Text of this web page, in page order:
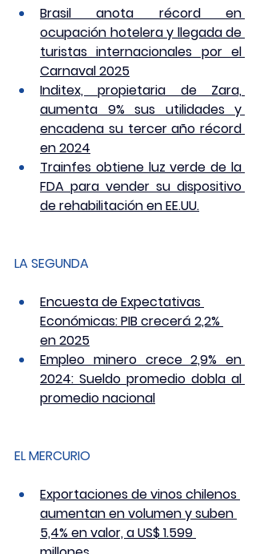
Brasil anota récord en
ocupación hotelera y llegada de
turistas internacionales por el
Carnaval 2025
Inditex, propietaria de Zara,
aumenta 9% sus utilidades y
encadena su tercer año récord
en 2024
Trainfes obtiene luz verde de la
FDA para vender su dispositivo
de rehabilitación en EE.UU.
LA SEGUNDA
Encuesta de Expectativas
Económicas: PIB crecerá 2,2%
en 2025
Empleo minero crece 2,9% en
2024: Sueldo promedio dobla al
promedio nacional
EL MERCURIO
Exportaciones de vinos chilenos
aumentan en volumen y suben
5,4% en valor, a US$ 1.599